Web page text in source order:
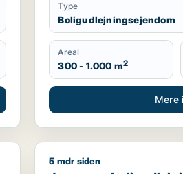
Type
Boligudlejningsejendom
Areal
300 - 1.000 m2
Mere
erhvervsgrund,
Jeg søger
5 mdr siden